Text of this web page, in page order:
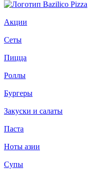
Акции
Сеты
Пицца
Роллы
Бургеры
Закуски и салаты
Паста
Ноты азии
Супы